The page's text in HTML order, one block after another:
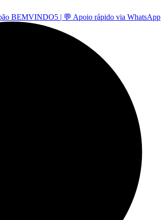
BEMVINDO5 | 💬 Apoio rápido via WhatsApp